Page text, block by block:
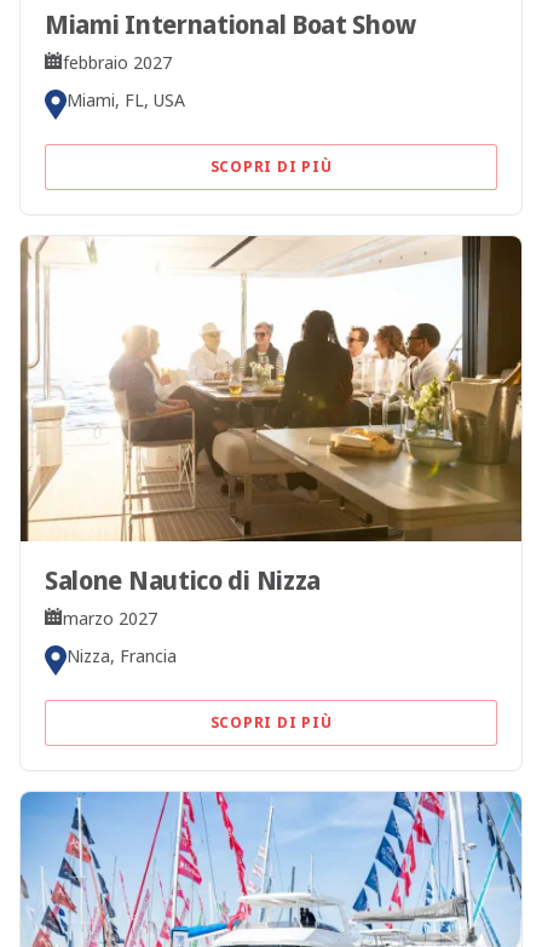
Miami International Boat Show
febbraio 2027
Miami, FL, USA
SCOPRI DI PIÙ
Salone Nautico di Nizza
marzo 2027
Nizza, Francia
SCOPRI DI PIÙ